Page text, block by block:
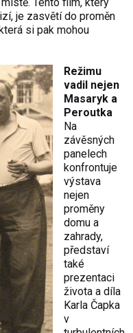
Tento film, který
je zasvětí do proměn
si pak mohou
Režimu
vadil nejen
Masaryk a
Peroutka
Na
závěsných
panelech
konfrontuje
výstava
nejen
proměny
domu a
zahrady,
představí
také
prezentaci
života a díla
Karla Čapka
v